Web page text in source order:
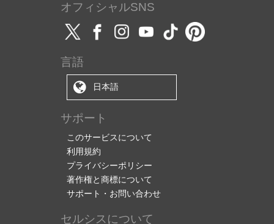
オフィシャルSNS
言語
日本語
サポート
このサービスについて
利用規約
プライバシーポリシー
著作権と商標について
サポート・お問い合わせ
セルシスについて